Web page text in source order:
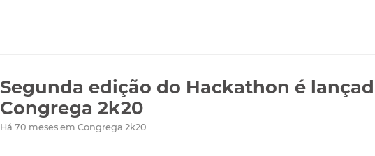
Segunda edição do Hackathon é
Congrega 2k20
Há 70 meses em Congrega 2k20